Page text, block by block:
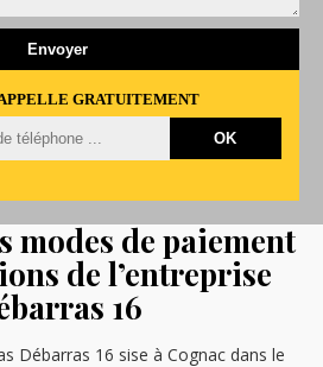
GRATUITEMENT
modes de paiement
de l’entreprise
16
Débarras 16 sise à Cognac dans le